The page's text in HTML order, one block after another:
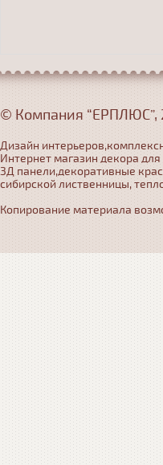
© Компания “ЕРПЛЮС”,
Дизайн
Интернет магазин декора
3Д панели,декоративные
сибирской лиственницы,
Копирование материала